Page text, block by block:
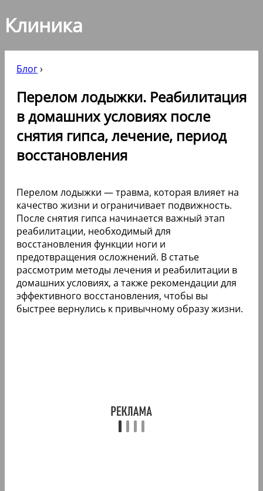
Клиника
Блог›
Перелом лодыжки. Реабилитация
в домашних условиях после
снятия гипса, лечение, период
восстановления
Перелом лодыжки — травма, которая влияет на
качество жизни и ограничивает подвижность.
После снятия гипса начинается важный этап
реабилитации, необходимый для
восстановления функции ноги и
предотвращения осложнений. В статье
рассмотрим методы лечения и реабилитации в
домашних условиях, а также рекомендации для
эффективного восстановления, чтобы вы
быстрее вернулись к привычному образу жизни.